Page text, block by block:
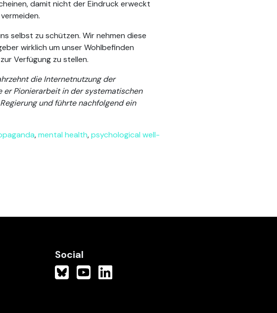
damit nicht der Eindruck erweckt
selbst zu schützen. Wir nehmen diese
wirklich um unser Wohlbefinden
Verfügung zu stellen.
die Internetnutzung der
Pionierarbeit in der systematischen
und führte nachfolgend ein
,mental health,psychological well-
Social